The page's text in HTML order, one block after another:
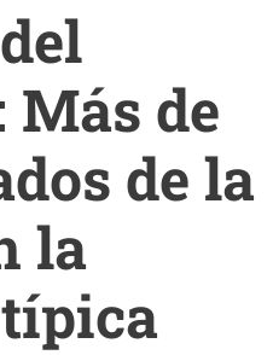
Más de
de la
la